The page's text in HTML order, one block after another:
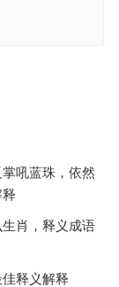
吼蓝珠，依然
肖，释义成语
释义解释